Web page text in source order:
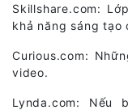
Skillshare.com:
khả năng sáng tạo
Curious.com:
video.
Lynda.com: Nếu